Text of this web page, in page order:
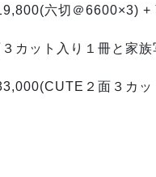
六切＠6600×3) +
ット入り１冊と家族
２面３カッ